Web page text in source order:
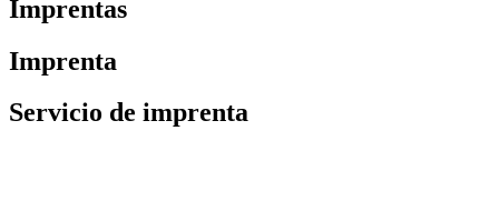
Imprentas
Imprenta
Servicio de imprenta